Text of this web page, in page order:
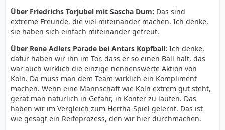
Über Friedrichs Torjubel mit Sascha Dum: Das sind
extreme Freunde, die viel miteinander machen. Ich denke,
sie haben sich einfach miteinander gefreut.
Über Rene Adlers Parade bei Antars Kopfball: Ich denke,
dafür haben wir ihn im Tor, dass er so einen Ball hält, das
war auch wirklich die einzige nennenswerte Aktion von
Köln. Da muss man dem Team wirklich ein Kompliment
machen. Wenn eine Mannschaft wie Köln extrem gut steht,
gerät man natürlich in Gefahr, in Konter zu laufen. Das
haben wir im Vergleich zum Hertha-Spiel gelernt. Das ist
wie gesagt ein Reifeprozess, den wir hier durchmachen.